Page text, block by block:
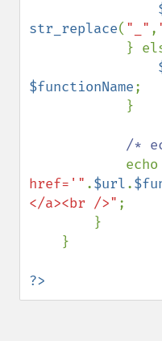
str_replace( "_" ,
$functionName;
/*
echo
href='" .$url.
</a><br />" ;
?>